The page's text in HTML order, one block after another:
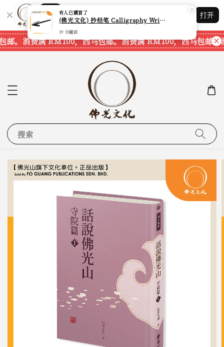
Shopping: 追踪您的订单
您信赖的商店
打开
。 消费满 RM100，西马包邮。消费满 RM100，西马包邮。
搜索
19 分鐘前